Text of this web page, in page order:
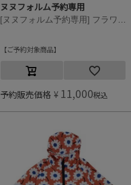
ヌヌフォルム予約専用
ご予約対象商品
予約販売価格 ¥ 11,000税込